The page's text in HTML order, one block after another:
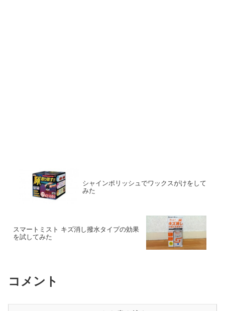
シャインポリッシュでワックスがけをして
みた
スマートミスト キズ消し撥水タイプの効果
を試してみた
コメント